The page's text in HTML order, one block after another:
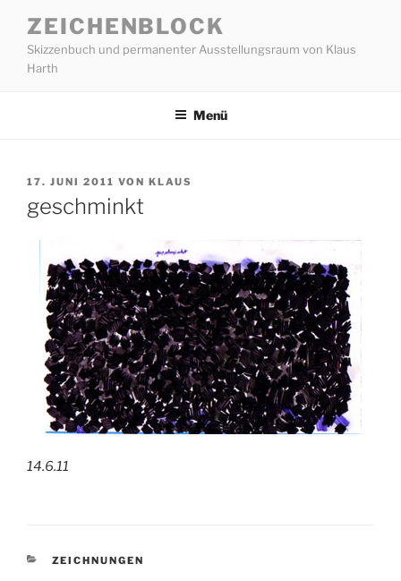
Inhalt
springen
ZEICHENBLOCK
Skizzenbuch und permanenter Ausstellungsraum von Klaus
Harth
Menü
VERÖFFENTLICHT
17. JUNI 2011 VON KLAUS
geschminkt
14.6.11
KATEGORIEN
ZEICHNUNGEN